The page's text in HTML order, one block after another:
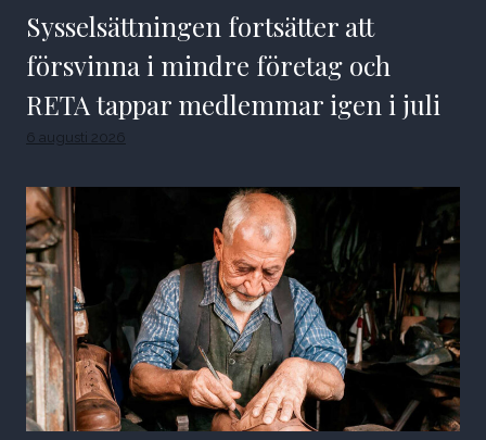
Sysselsättningen fortsätter att
försvinna i mindre företag och
RETA tappar medlemmar igen i juli
6 augusti 2026